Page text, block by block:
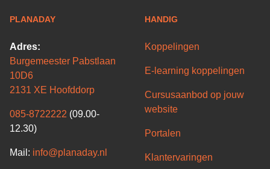
PLANADAY
Adres:
Burgemeester Pabstlaan
10D6
2131 XE Hoofddorp
085-8722222 (09.00-
12.30)
Mail: info@planaday.nl
HANDIG
Koppelingen
E-learning koppelingen
Cursusaanbod op jouw
website
Portalen
Klantervaringen